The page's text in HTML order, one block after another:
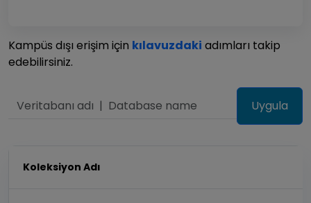
Kampüs dışı erişim için kılavuzdaki adımları takip
edebilirsiniz.
Koleksiyon Adı